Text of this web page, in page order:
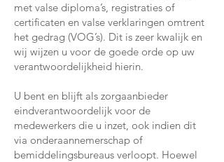
met valse diploma’s, registraties of
certificaten en valse verklaringen omtrent
het gedrag (VOG’s). Dit is zeer kwalijk en
wij wijzen u voor de goede orde op uw
verantwoordelijkheid hierin.
U bent en blijft als zorgaanbieder
eindverantwoordelijk voor de
medewerkers die u inzet, ook indien dit
via onderaannemerschap of
bemiddelingsbureaus verloopt. Hoewel